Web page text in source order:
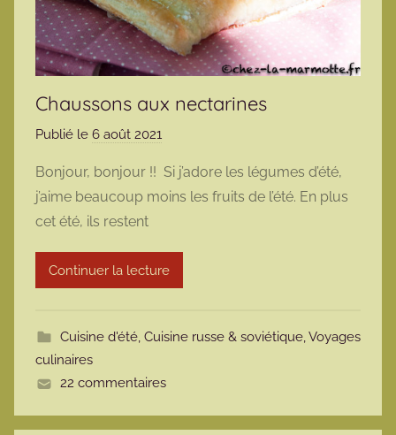
Chaussons aux nectarines
Publié le 6 août 2021
r
m
r
m
t
Bonjour, bonjour !! Si j’adore les légumes d’été,
j’aime beaucoup moins les fruits de l’été. En plus
cet été, ils restent
Continuer la lecture
Cuisine d'été, Cuisine russe & soviétique,Voyages
culinaires
22 commentaires